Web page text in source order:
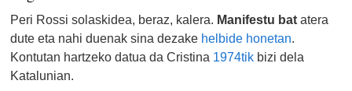
Peri Rossi solaskidea, beraz, kalera. Manifestu bat atera
dute eta nahi duenak sina dezake helbide honetan.
Kontutan hartzeko datua da Cristina 1974tik bizi dela
Katalunian.